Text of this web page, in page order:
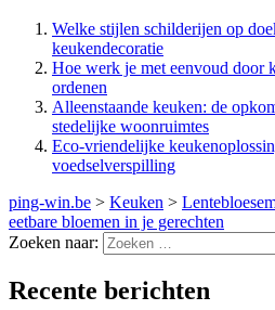
Welke stijlen schilderijen op
keukendecoratie
Hoe werk je met eenvoud door
ordenen
Alleenstaande keuken: de
stedelijke woonruimtes
Eco-vriendelijke
voedselverspilling
ping-win.be > Keuken >
eetbare bloemen in je gerechten
Zoeken naar:
Recente berichten